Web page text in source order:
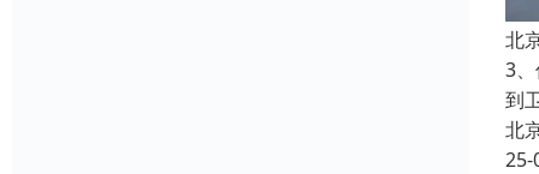
北
3
到
北
25-